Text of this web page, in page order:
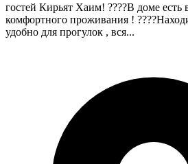
гостей Кирьят Хаим! ????В доме есть
комфортного проживания !
удобно для прогулок , вся...